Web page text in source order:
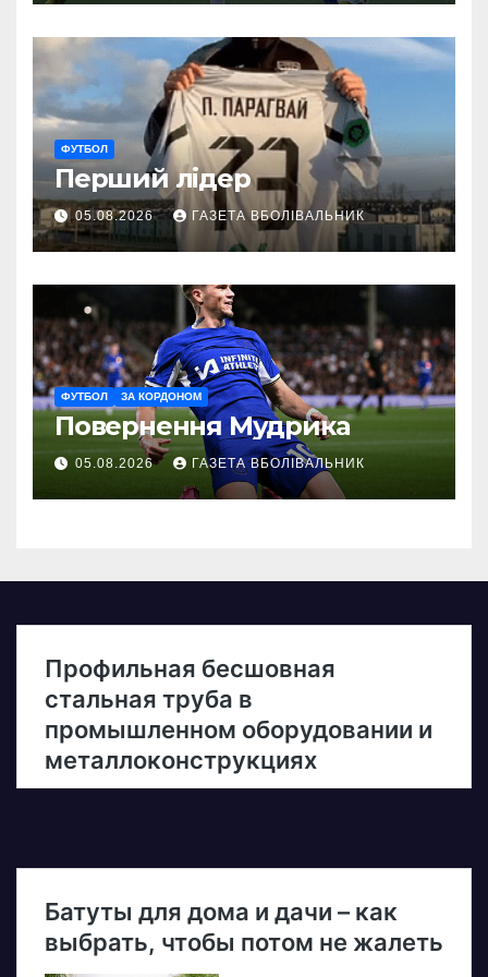
ФУТБОЛ
Перший лідер
05.08.2026 ГАЗЕТА ВБОЛІВАЛЬНИК
ФУТБОЛ ЗА КОРДОНОМ
Повернення Мудрика
05.08.2026 ГАЗЕТА ВБОЛІВАЛЬНИК